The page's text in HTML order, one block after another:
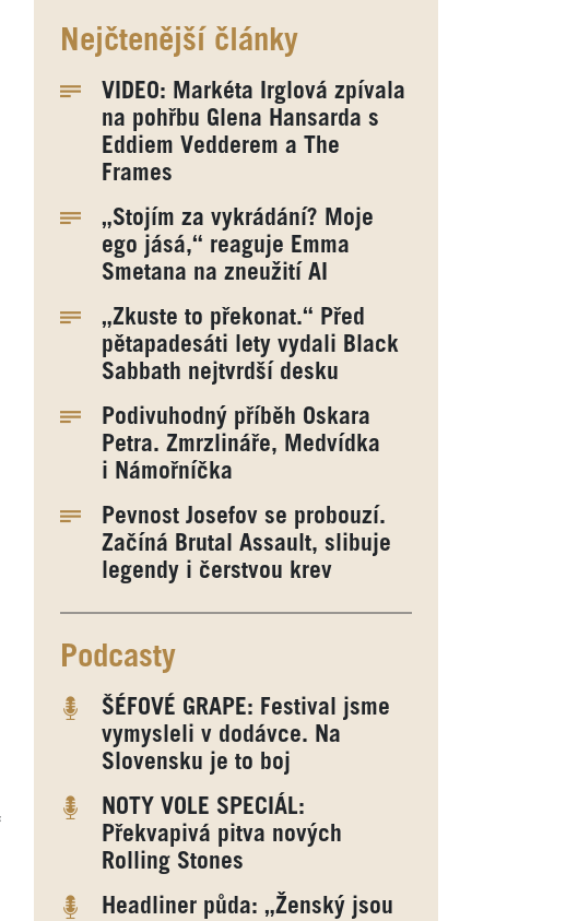
Nejčtenější články
VIDEO: Markéta Irglová zpívala
na pohřbu Glena Hansarda s
Eddiem Vedderem a The
Frames
„Stojím za vykrádání? Moje
ego jásá,“ reaguje Emma
Smetana na zneužití AI
„Zkuste to překonat.“ Před
pětapadesáti lety vydali Black
Sabbath nejtvrdší desku
Podivuhodný příběh Oskara
Petra. Zmrzlináře, Medvídka
i Námořníčka
Pevnost Josefov se probouzí.
Začíná Brutal Assault, slibuje
legendy i čerstvou krev
Podcasty
ŠÉFOVÉ GRAPE: Festival jsme
vymysleli v dodávce. Na
Slovensku je to boj
NOTY VOLE SPECIÁL:
Překvapivá pitva nových
Rolling Stones
Headliner půda: „Ženský jsou